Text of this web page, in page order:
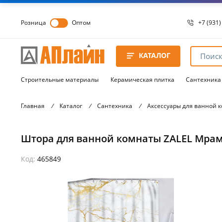
Розница Оптом +7
8 8172
8 8172
КАТАЛОГ
Строительные материалы Керамическая плитка Сантехника
Главная / Каталог / Сантехника / Аксессуары для ванной
Штора для ванной комнаты ZALEL
Код: 465849